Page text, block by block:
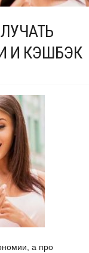
И КЭШБЭК
а про